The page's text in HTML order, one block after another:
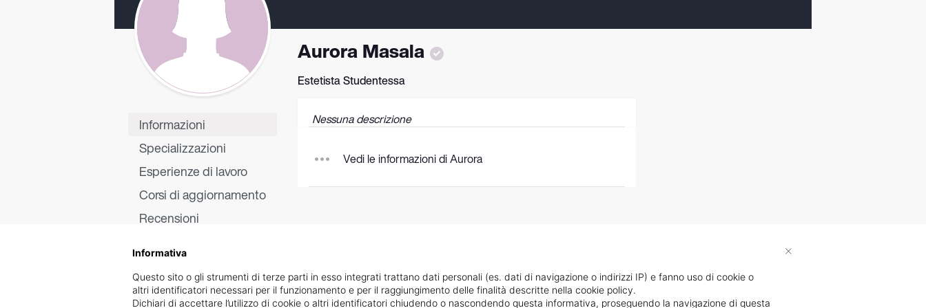
Informazioni
Specializzazioni
Esperienze di lavoro
Corsi di aggiornamento
Recensioni
Aurora Masala
Estetista Studentessa
Nessuna descrizione
Vedi le informazioni di Aurora
Informativa
Questo sito o gli strumenti di terze parti in esso integrati trattano dati personali (es. dati di navigazione o indirizzi IP) e fanno uso di cookie o
altri identificatori necessari per il funzionamento e per il raggiungimento delle finalità descritte nella cookie policy.
Dichiari di accettare l’utilizzo di cookie o altri identificatori chiudendo o nascondendo questa informativa, proseguendo la navigazione di questa
×